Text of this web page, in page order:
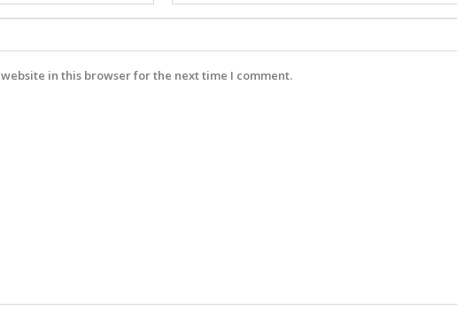
in this browser for the next time I comment.